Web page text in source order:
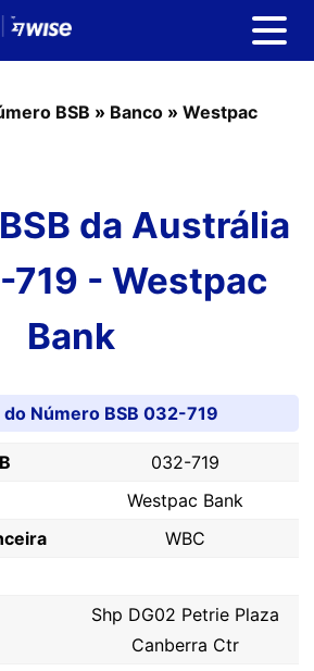
BSB » Banco » Westpac
da Austrália
- Westpac
Bank
Número BSB 032-719
032-719
Westpac Bank
WBC
Shp DG02 Petrie Plaza
Canberra Ctr